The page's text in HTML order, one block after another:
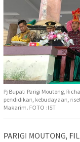
Pj Bupati Parigi Moutong,
pendidikan, kebudayaan,
Makarim. FOTO : IST
PARIGI MOUTONG,